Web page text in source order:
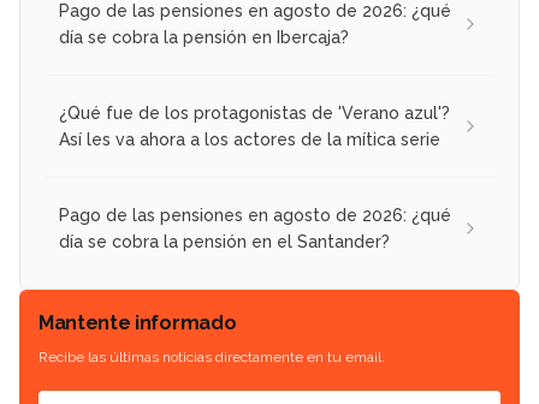
Pago de las pensiones en agosto de 2026: ¿qué
día se cobra la pensión en Ibercaja?
¿Qué fue de los protagonistas de 'Verano azul'?
Así les va ahora a los actores de la mítica serie
Pago de las pensiones en agosto de 2026: ¿qué
día se cobra la pensión en el Santander?
Mantente informado
Recibe las últimas noticias directamente en tu email.